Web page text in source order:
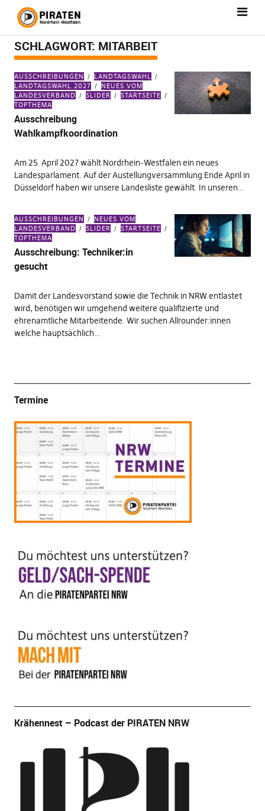
SCHLAGWORT: MITARBEIT
AUSSCHREIBUNGEN
LANDTAGSWAHL
LANDTAGSWAHL 2027
NEUES VOM
LANDESVERBAND
SLIDER
STARTSEITE
TOPTHEMA
Ausschreibung
Wahlkampfkoordination
Am 25. April 2027 wählt Nordrhein-Westfalen ein neues
Landesparlament. Auf der Austellungversammlung Ende April in
Düsseldorf haben wir unsere Landesliste gewählt. In unseren…
AUSSCHREIBUNGEN
NEUES VOM
LANDESVERBAND
SLIDER
STARTSEITE
TOPTHEMA
Ausschreibung: Techniker:in
gesucht
Damit der Landesvorstand sowie die Technik in NRW entlastet
wird, benötigen wir umgehend weitere qualifizierte und
ehrenamtliche Mitarbeitende. Wir suchen Allrounder:innen
welche hauptsächlich…
Termine
Krähennest – Podcast der PIRATEN NRW